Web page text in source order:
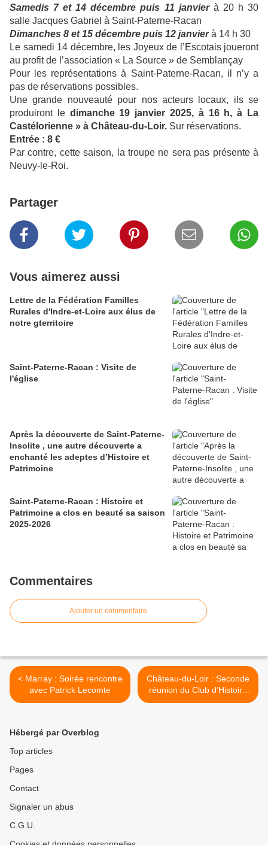
Samedis 7 et 14 décembre puis 11 janvierà 20 h 30
salle Jacques Gabriel à Saint-Paterne-Racan
Dimanches 8 et 15 décembre puis 12 janvierà 14 h 30
Le samedi 14 décembre, les Joyeux de l’Escotais joueront
au profit de l’association « La Source » de Semblançay
Pour les représentations à Saint-Paterne-Racan, il n’y a
pas de réservations possibles.
Une grande nouveauté pour nos acteurs locaux, ils se
produiront le dimanche 19 janvier 2025, à 16 h, à La
Castélorienne » à Château-du-Loir. Sur réservations.
Entrée : 8 €
Par contre, cette saison, la troupe ne sera pas présente à
Neuvy-le-Roi.
Partager
Vous aimerez aussi
Lettre de la Fédération Familles
Rurales d'Indre-et-Loire aux élus de
notre gterritoire
Saint-Paterne-Racan : Visite de
l'église
Après la découverte de Saint-Paterne-
Insolite , une autre découverte a
enchanté les adeptes d’Histoire et
Patrimoine
Saint-Paterne-Racan : Histoire et
Patrimoine a clos en beauté sa saison
2025-2026
Commentaires
Ajouter un commentaire
< Marray : Soirée rencontre
avec Patrick Lecomte
Château-du-Loir : Seconde
réunion du Club d’Histoire
Locale Jean Benoit >
Hébergé par Overblog
Top articles
Pages
Contact
Signaler un abus
C.G.U.